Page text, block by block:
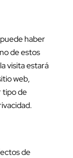
haber
de estos
visita estará
web,
tipo de
de